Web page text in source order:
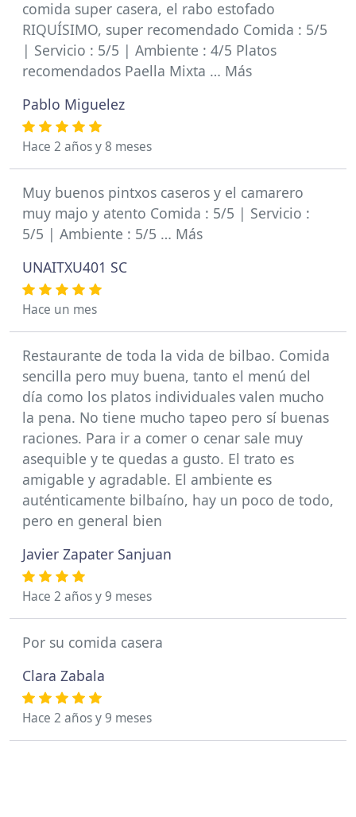
comida super casera, el rabo estofado
RIQUÍSIMO, super recomendado Comida : 5/5
| Servicio : 5/5 | Ambiente : 4/5 Platos
recomendados Paella Mixta … Más
Pablo Miguelez
Hace 2 años y 8 meses
Muy buenos pintxos caseros y el camarero
muy majo y atento Comida : 5/5 | Servicio :
5/5 | Ambiente : 5/5 … Más
UNAITXU401 SC
Hace un mes
Restaurante de toda la vida de bilbao. Comida
sencilla pero muy buena, tanto el menú del
día como los platos individuales valen mucho
la pena. No tiene mucho tapeo pero sí buenas
raciones. Para ir a comer o cenar sale muy
asequible y te quedas a gusto. El trato es
amigable y agradable. El ambiente es
auténticamente bilbaíno, hay un poco de todo,
pero en general bien
Javier Zapater Sanjuan
Hace 2 años y 9 meses
Por su comida casera
Clara Zabala
Hace 2 años y 9 meses